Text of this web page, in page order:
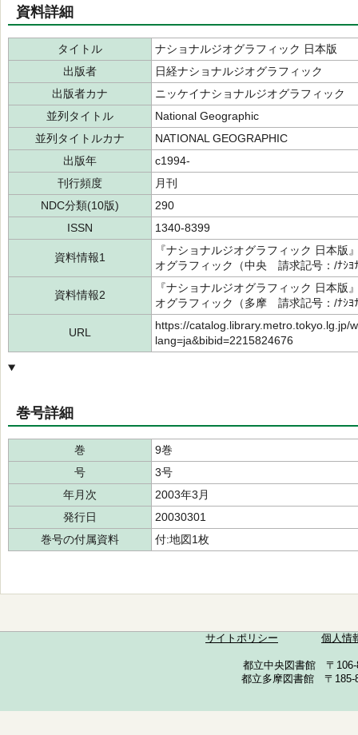
資料詳細
タイトル
ナショナルジオグラフィック 日本版
出版者
日経ナショナルジオグラフィック
出版者カナ
ニッケイナショナルジオグラフィック
並列タイトル
National Geographic
並列タイトルカナ
NATIONAL GEOGRAPHIC
出版年
c1994-
刊行頻度
月刊
NDC分類(10版)
290
ISSN
1340-8399
資料情報1
『ナショナルジオグラフィック 日本
オグラフィック（中央 請求記号：/ﾅｼ
資料情報2
『ナショナルジオグラフィック 日本
オグラフィック（多摩 請求記号：/ﾅｼ
URL
https://catalog.library.metro.tokyo.lg.jp/
lang=ja&bibid=2215824676
巻号詳細
巻
9巻
号
3号
年月次
2003年3月
発行日
20030301
巻号の付属資料
付:地図1枚
サイトポリシー 個人情
都立中央図書館 〒
都立多摩図書館 〒185-